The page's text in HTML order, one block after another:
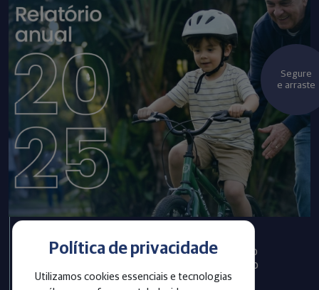
Política de privacidade
Utilizamos cookies essenciais e tecnologias
Infraprev publica Relatório
Anual com informações do
exercício 2025
Segure
e arraste